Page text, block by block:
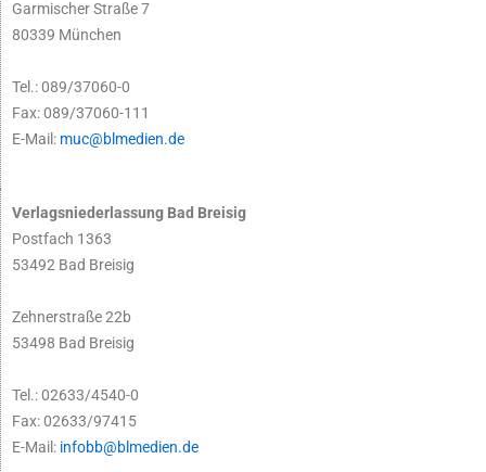
Garmischer Straße 7
80339 München
Tel.: 089/37060-0
Fax: 089/37060-111
E-Mail: muc@blmedien.de
Verlagsniederlassung Bad Breisig
Postfach 1363
53492 Bad Breisig
Zehnerstraße 22b
53498 Bad Breisig
Tel.: 02633/4540-0
Fax: 02633/97415
E-Mail: infobb@blmedien.de